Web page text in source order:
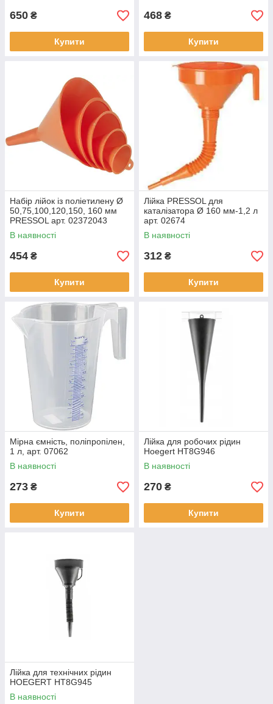
650 ₴
Купити
468 ₴
Купити
Набір лійок із поліетилену Ø
50,75,100,120,150, 160 мм
PRESSOL арт. 02372043
В наявності
454 ₴
Купити
Лійка PRESSOL для
каталізатора Ø 160 мм-1,2 л
арт. 02674
В наявності
312 ₴
Купити
Мірна ємність, поліпропілен,
1 л, арт. 07062
В наявності
273 ₴
Купити
Лійка для робочих рідин
Hoegert HT8G946
В наявності
270 ₴
Купити
Лійка для технічних рідин
HOEGERT HT8G945
В наявності